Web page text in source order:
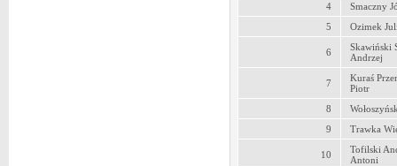
4
Smaczny
5
Ozimek
6
Skawiński
Andrzej
7
Kuraś
Piotr
8
9
Trawka
10
Tofilski
Antoni